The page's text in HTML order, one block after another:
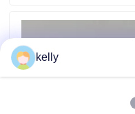
Contattici
Notizie
kelly